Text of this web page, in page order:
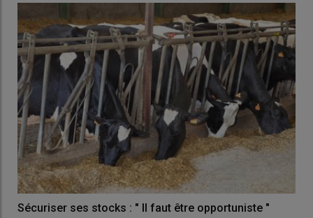
Sécuriser ses stocks : " Il faut être opportuniste "